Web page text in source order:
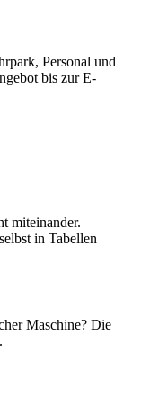
Personal und
bis zur E-
miteinander.
in Tabellen
Maschine? Die